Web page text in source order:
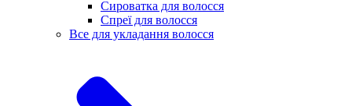
Сироватка для волосся
Спреї для волосся
Все для укладання волосся